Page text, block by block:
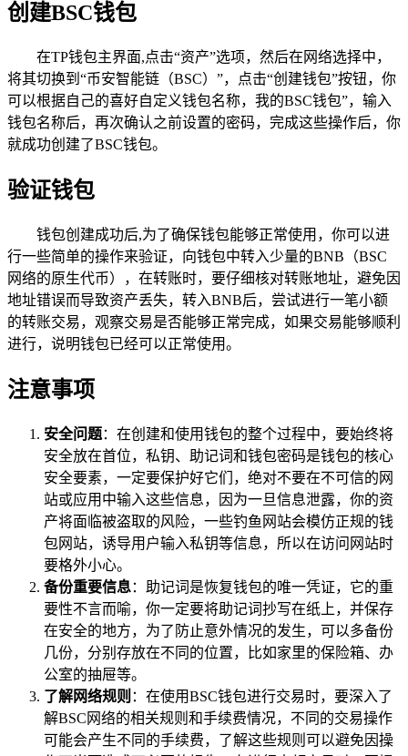
创建BSC钱包
在TP钱包主界面,点击“资产”选项，然后在网络选择中，
将其切换到“币安智能链（BSC）”，点击“创建钱包”按钮，你
可以根据自己的喜好自定义钱包名称，我的BSC钱包”，输入
钱包名称后，再次确认之前设置的密码，完成这些操作后，你
就成功创建了BSC钱包。
验证钱包
钱包创建成功后,为了确保钱包能够正常使用，你可以进
行一些简单的操作来验证，向钱包中转入少量的BNB（BSC
网络的原生代币），在转账时，要仔细核对转账地址，避免因
地址错误而导致资产丢失，转入BNB后，尝试进行一笔小额
的转账交易，观察交易是否能够正常完成，如果交易能够顺利
进行，说明钱包已经可以正常使用。
注意事项
安全问题：在创建和使用钱包的整个过程中，要始终将
安全放在首位，私钥、助记词和钱包密码是钱包的核心
安全要素，一定要保护好它们，绝对不要在不可信的网
站或应用中输入这些信息，因为一旦信息泄露，你的资
产将面临被盗取的风险，一些钓鱼网站会模仿正规的钱
包网站，诱导用户输入私钥等信息，所以在访问网站时
要格外小心。
备份重要信息：助记词是恢复钱包的唯一凭证，它的重
要性不言而喻，你一定要将助记词抄写在纸上，并保存
在安全的地方，为了防止意外情况的发生，可以多备份
几份，分别存放在不同的位置，比如家里的保险箱、办
公室的抽屉等。
了解网络规则 ：在使用BSC钱包进行交易时，要深入了
解BSC网络的相关规则和手续费情况，不同的交易操作
可能会产生不同的手续费，了解这些规则可以避免因操